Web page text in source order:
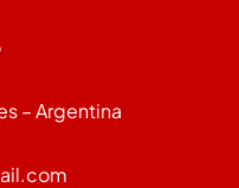
– Argentina